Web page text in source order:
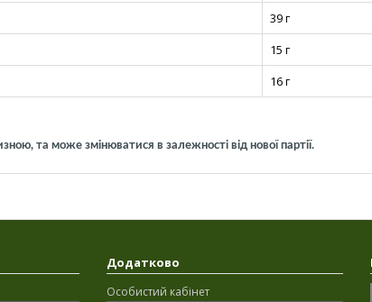
39 г
15 г
16 г
та може змінюватися в залежності від нової партії.
Додатково
Особистий кабінет